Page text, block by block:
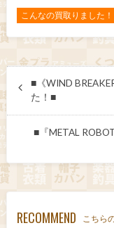
こんなの買取りました！
■《WIND
た！■
■『METAL
RECOMMEND こちら